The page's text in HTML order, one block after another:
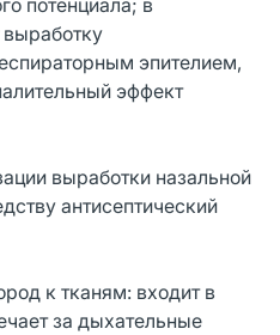
эпителием,
эффект
выработки назальной
антисептический
к тканям: входит в
за дыхательные